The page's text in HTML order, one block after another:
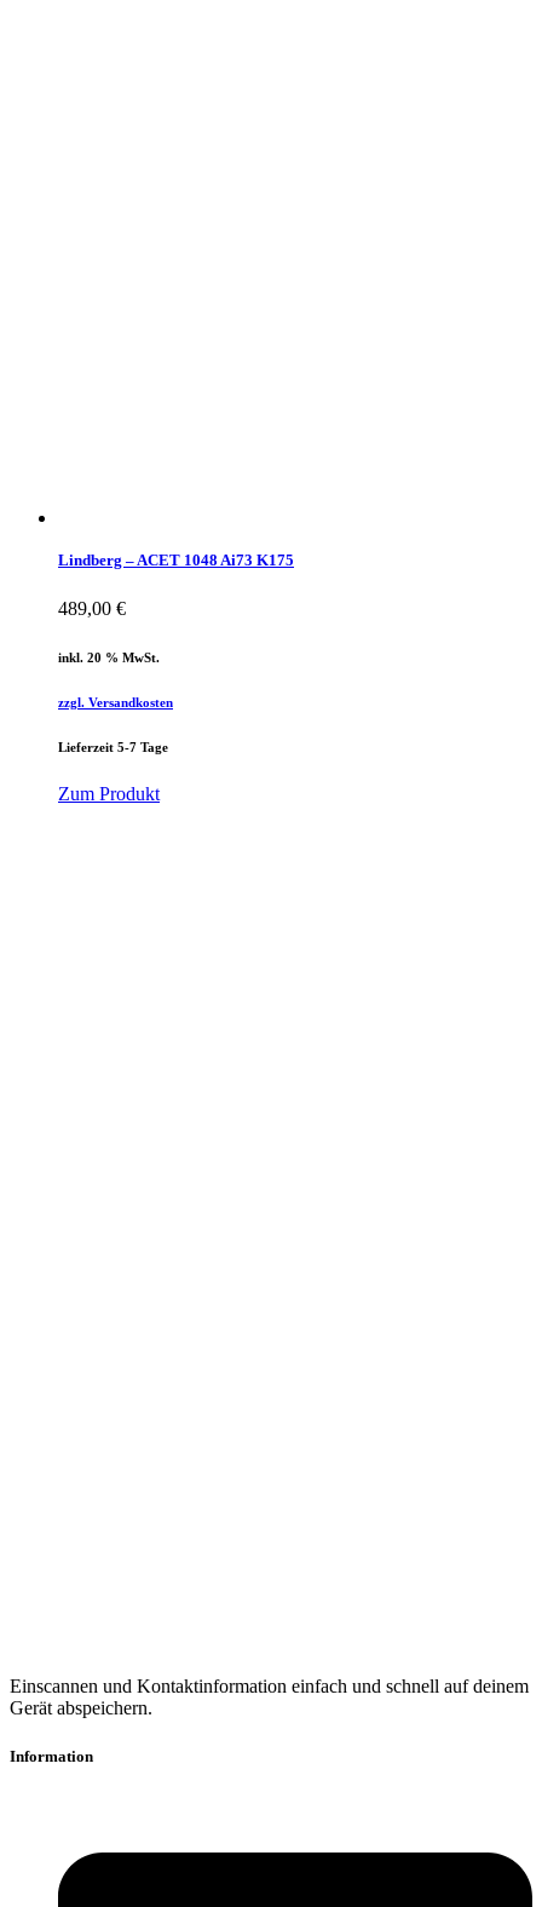
Lindberg – ACET 1048 Ai73 K175
489,00 €
inkl. 20 % MwSt.
zzgl. Versandkosten
Lieferzeit 5-7 Tage
Zum Produkt
Einscannen und Kontaktinformation einfach und schnell auf deinem
Gerät abspeichern.
Information